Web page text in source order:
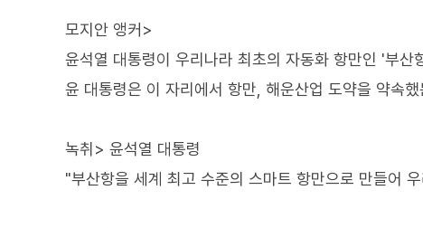
모지안 앵커>
윤석열 대통령이 우리나라 최초의 자동화 항만인 '부산
윤 대통령은 이 자리에서 항만, 해운산업 도약을 약속했
녹취> 윤석열 대통령
"부산항을 세계 최고 수준의 스마트 항만으로 만들어